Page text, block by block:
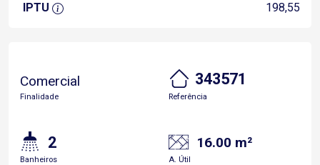
IPTU 198,55
Comercial
Finalidade
343571
Referência
2
Banheiros
16.00 m²
A. Útil